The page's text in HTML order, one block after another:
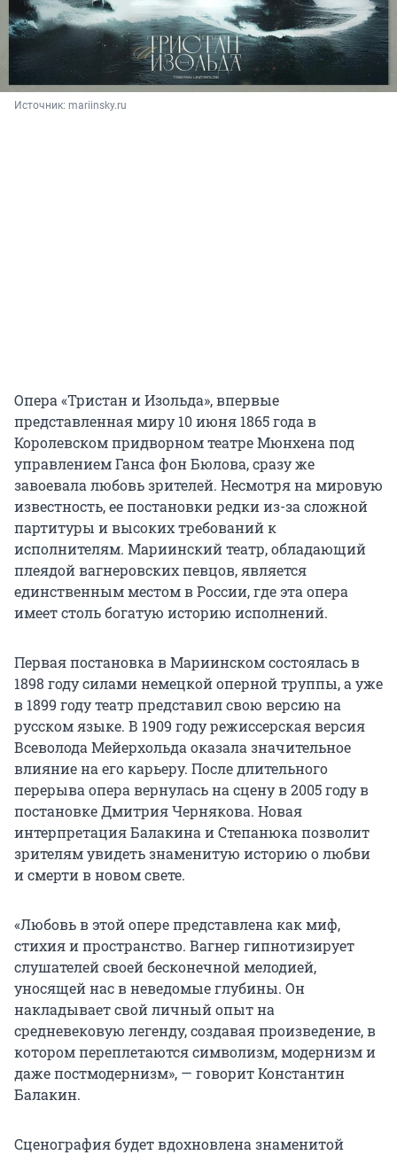
Источник: mariinsky.ru
Опера «Тристан и Изольда», впервые
представленная миру 10 июня 1865 года в
Королевском придворном театре Мюнхена под
управлением Ганса фон Бюлова, сразу же
завоевала любовь зрителей. Несмотря на мировую
известность, ее постановки редки из-за сложной
партитуры и высоких требований к
исполнителям. Мариинский театр, обладающий
плеядой вагнеровских певцов, является
единственным местом в России, где эта опера
имеет столь богатую историю исполнений.
Первая постановка в Мариинском состоялась в
1898 году силами немецкой оперной труппы, а уже
в 1899 году театр представил свою версию на
русском языке. В 1909 году режиссерская версия
Всеволода Мейерхольда оказала значительное
влияние на его карьеру. После длительного
перерыва опера вернулась на сцену в 2005 году в
постановке Дмитрия Чернякова. Новая
интерпретация Балакина и Степанюка позволит
зрителям увидеть знаменитую историю о любви
и смерти в новом свете.
«Любовь в этой опере представлена как миф,
стихия и пространство. Вагнер гипнотизирует
слушателей своей бесконечной мелодией,
уносящей нас в неведомые глубины. Он
накладывает свой личный опыт на
средневековую легенду, создавая произведение, в
котором переплетаются символизм, модернизм и
даже постмодернизм», — говорит Константин
Балакин.
Сценография будет вдохновлена знаменитой